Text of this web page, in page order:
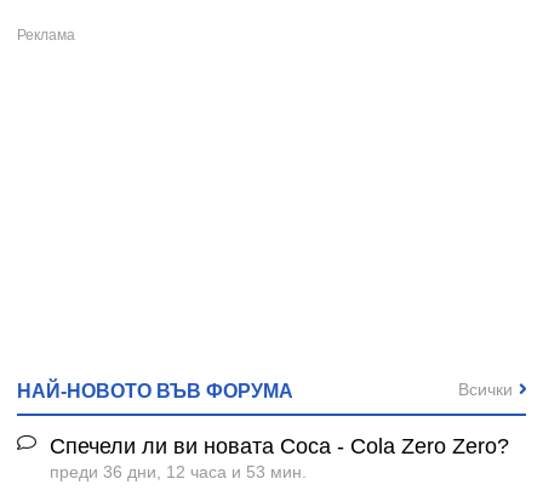
НАЙ-НОВОТО ВЪВ ФОРУМА
Спечели ли ви новата Coca - Cola Zero Zero?
преди 36 дни, 12 часа и 53 мин.
Всички